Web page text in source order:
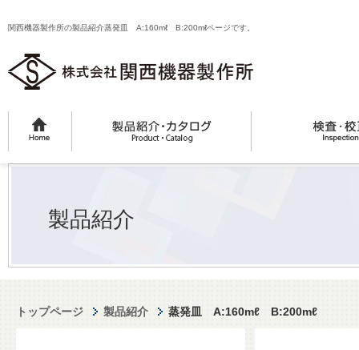
関西機器製作所の製品紹介蒸発皿 A:160mℓ B:200mℓページです。
製品紹介
トップページ 製品紹介 蒸発皿 A:160mℓ B:200mℓ